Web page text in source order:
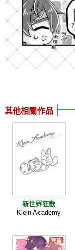
其他相關作品
新世界狂歡
Klein Academy